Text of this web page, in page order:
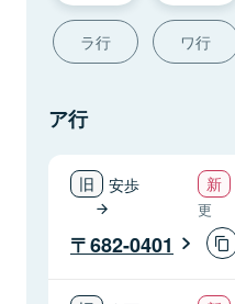
ラ行 ワ行
ア行
安歩
更
682-0401